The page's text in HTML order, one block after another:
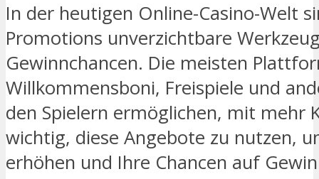
In der heutigen Online-Casino-Welt
Promotions unverzichtbare
Gewinnchancen. Die meisten
Willkommensboni, Freispiele und
den Spielern ermöglichen, mit mehr
wichtig, diese Angebote zu nutzen,
erhöhen und Ihre Chancen auf